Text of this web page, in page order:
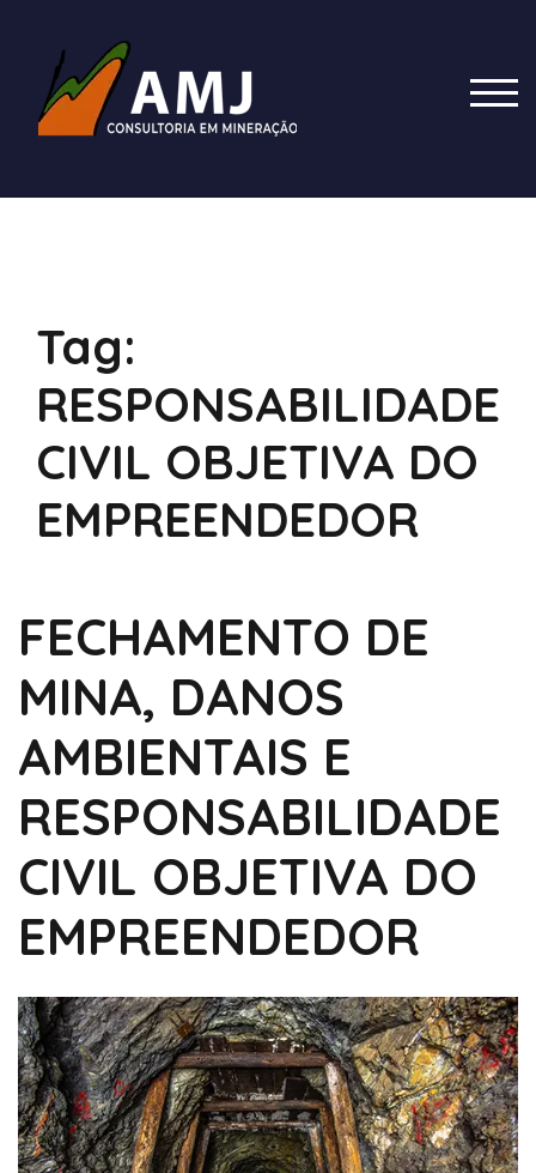
content
Tag:
RESPONSABILIDADE
CIVIL OBJETIVA DO
EMPREENDEDOR
FECHAMENTO DE
MINA, DANOS
AMBIENTAIS E
RESPONSABILIDADE
CIVIL OBJETIVA DO
EMPREENDEDOR